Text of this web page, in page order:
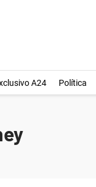
A24 Política